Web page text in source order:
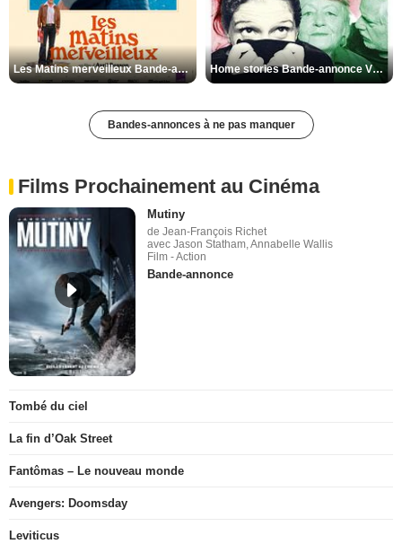
Les Matins merveilleux Bande-annonce VF Home stories Bande-annonce VO STFR
Bandes-annonces à ne pas manquer
Films Prochainement au Cinéma
Mutiny
de Jean-François Richet
avec Jason Statham, Annabelle Wallis
Film - Action
Bande-annonce
Tombé du ciel
La fin d’Oak Street
Fantômas – Le nouveau monde
Avengers: Doomsday
Leviticus